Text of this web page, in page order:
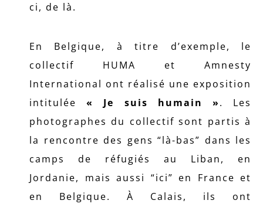
ci, de là.
En Belgique, à titre d’exemple, le
collectif HUMA et Amnesty
International ont réalisé une exposition
intitulée« Je suis humain ». Les
photographes du collectif sont partis à
la rencontre des gens “là-bas” dans les
camps de réfugiés au Liban, en
Jordanie, mais aussi “ici” en France et
en Belgique. À Calais, ils ont